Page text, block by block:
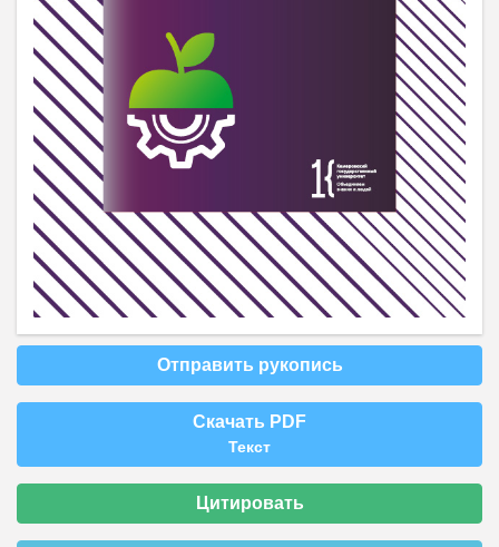
Отправить рукопись
Скачать PDF
Текст
Цитировать